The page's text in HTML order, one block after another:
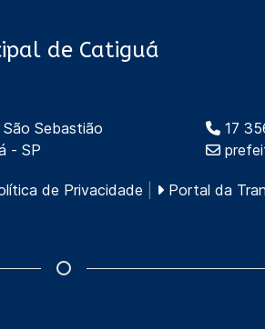
de Catiguá
Sebastião
- SP
17
de Privacidade Portal da